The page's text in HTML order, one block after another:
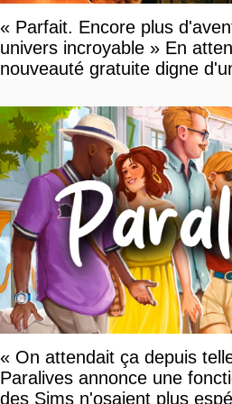
« Parfait. Encore plus
univers incroyable » En
nouveauté gratuite digne
« On attendait ça depuis
Paralives annonce une
des Sims n'osaient plus